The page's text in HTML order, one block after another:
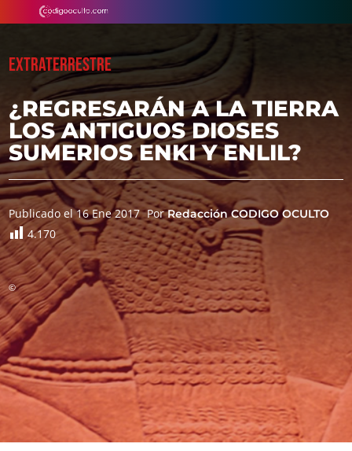
EXTRATERRESTRE
¿REGRESARÁN A LA TIERRA
LOS ANTIGUOS DIOSES
SUMERIOS ENKI Y ENLIL?
Publicado el 16 Ene 2017 PorRedacción CODIGO OCULTO
4.170
©